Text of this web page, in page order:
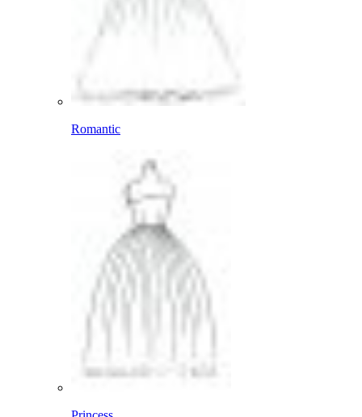
Romantic